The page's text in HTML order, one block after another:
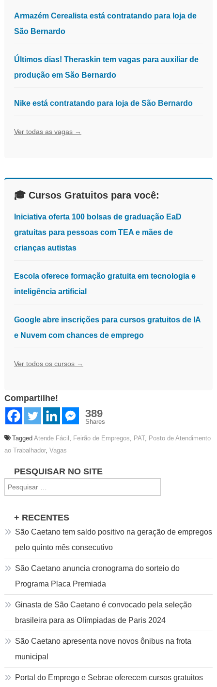
Armazém Cerealista está contratando para loja de
São Bernardo
Últimos dias! Theraskin tem vagas para auxiliar de
produção em São Bernardo
Nike está contratando para loja de São Bernardo
Ver todas as vagas →
🎓 Cursos Gratuitos para você:
Iniciativa oferta 100 bolsas de graduação EaD
gratuitas para pessoas com TEA e mães de
crianças autistas
Escola oferece formação gratuita em tecnologia e
inteligência artificial
Google abre inscrições para cursos gratuitos de IA
e Nuvem com chances de emprego
Ver todos os cursos →
Compartilhe!
389
Shares
Tagged Atende Fácil , Feirão de Empregos, PAT, Posto de Atendimento
ao Trabalhador, Vagas
Navegação
de
Post
PESQUISAR NO SITE
por:
+ RECENTES
São Caetano tem saldo positivo na geração de empregos
pelo quinto mês consecutivo
São Caetano anuncia cronograma do sorteio do
Programa Placa Premiada
Ginasta de São Caetano é convocado pela seleção
brasileira para as Olímpiadas de Paris 2024
São Caetano apresenta nove novos ônibus na frota
municipal
Portal do Emprego e Sebrae oferecem cursos gratuitos